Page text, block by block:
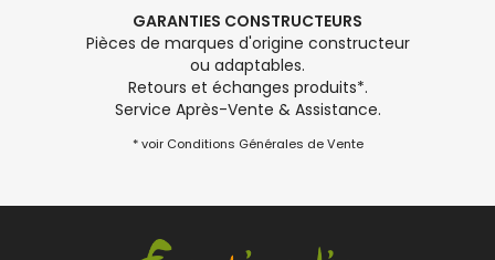
GARANTIES CONSTRUCTEURS
Pièces de marques d'origine constructeur
ou adaptables.
Retours et échanges produits*.
Service Après-Vente & Assistance.
* voir Conditions Générales de Vente